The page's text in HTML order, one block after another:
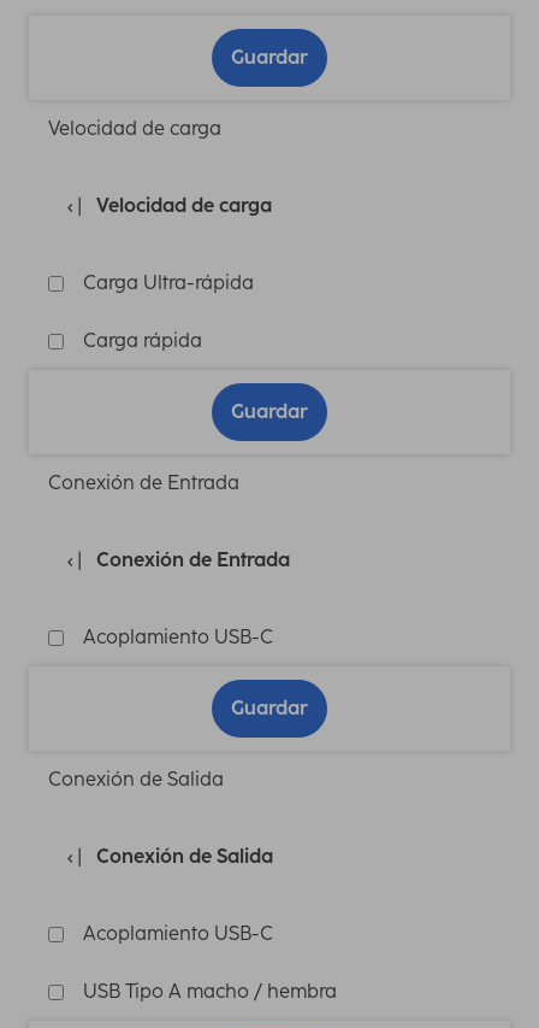
Guardar
Velocidad de carga
Velocidad de carga
Carga Ultra-rápida
Carga rápida
Guardar
Conexión de Entrada
Conexión de Entrada
Acoplamiento USB-C
Guardar
Conexión de Salida
Conexión de Salida
Acoplamiento USB-C
USB Tipo A macho / hembra